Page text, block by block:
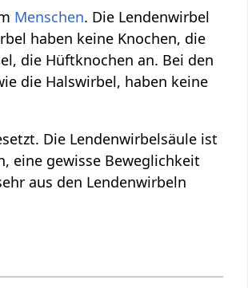
Menschen. Die Lendenwirbel
haben keine Knochen, die
die Hüftknochen an. Bei den
die Halswirbel, haben keine
Die Lendenwirbelsäule ist
eine gewisse Beweglichkeit
aus den Lendenwirbeln